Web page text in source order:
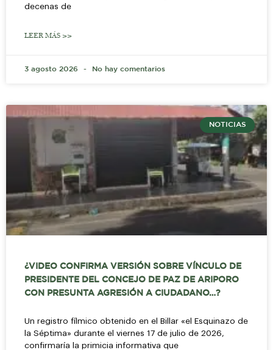
decenas de
LEER MÁS >>
3 agosto 2026 No hay comentarios
NOTICIAS
¿VIDEO CONFIRMA VERSIÓN SOBRE VÍNCULO DE
PRESIDENTE DEL CONCEJO DE PAZ DE ARIPORO
CON PRESUNTA AGRESIÓN A CIUDADANO…?
Un registro fílmico obtenido en el Billar «el Esquinazo de
la Séptima» durante el viernes 17 de julio de 2026,
confirmaría la primicia informativa que